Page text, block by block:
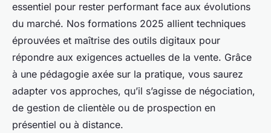
essentiel pour rester performant face aux évolutions
du marché. Nos formations 2025 allient techniques
éprouvées et maîtrise des outils digitaux pour
répondre aux exigences actuelles de la vente. Grâce
à une pédagogie axée sur la pratique, vous saurez
adapter vos approches, qu’il s’agisse de négociation,
de gestion de clientèle ou de prospection en
présentiel ou à distance.